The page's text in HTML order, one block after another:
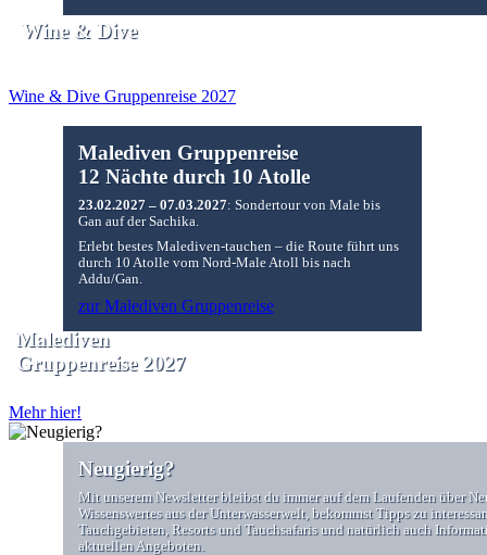
Wine & Dive
Wine & Dive Gruppenreise 2027
Malediven Gruppenreise
12 Nächte durch 10 Atolle
23.02.2027 – 07.03.2027: Sondertour von Male bis
Gan auf der Sachika.
Erlebt bestes Malediven-tauchen – die Route führt uns
durch 10 Atolle vom Nord-Male Atoll bis nach
Addu/Gan.
zur Malediven Gruppenreise
Malediven
Gruppenreise 2027
Mehr hier!
Neugierig?
Mit unserem Newsletter bleibst du immer auf dem Laufenden über
Wissenswertes aus der Unterwasserwelt, bekommst Tipps zu
Tauchgebieten, Resorts und Tauchsafaris und natürlich auch
aktuellen Angeboten.